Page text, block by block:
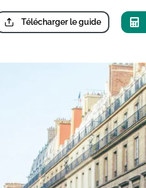
Télécharger le guide